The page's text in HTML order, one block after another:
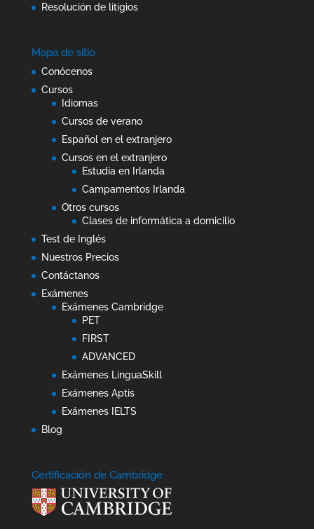
Resolución de litigios
Mapa de sitio
Conócenos
Cursos
Idiomas
Cursos de verano
Español en el extranjero
Cursos en el extranjero
Estudia en Irlanda
Campamentos Irlanda
Otros cursos
Clases de informática a domicilio
Test de Inglés
Nuestros Precios
Contáctanos
Exámenes
Exámenes Cambridge
PET
FIRST
ADVANCED
Exámenes LinguaSkill
Exámenes Aptis
Exámenes IELTS
Blog
Certificación de Cambridge